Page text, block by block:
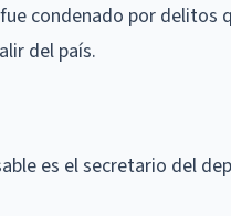
condenado por
del país.
es el secretario del